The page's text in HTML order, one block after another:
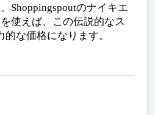
Shoppingspoutのナイキエ
使えば、この伝説的なス
な価格になります。